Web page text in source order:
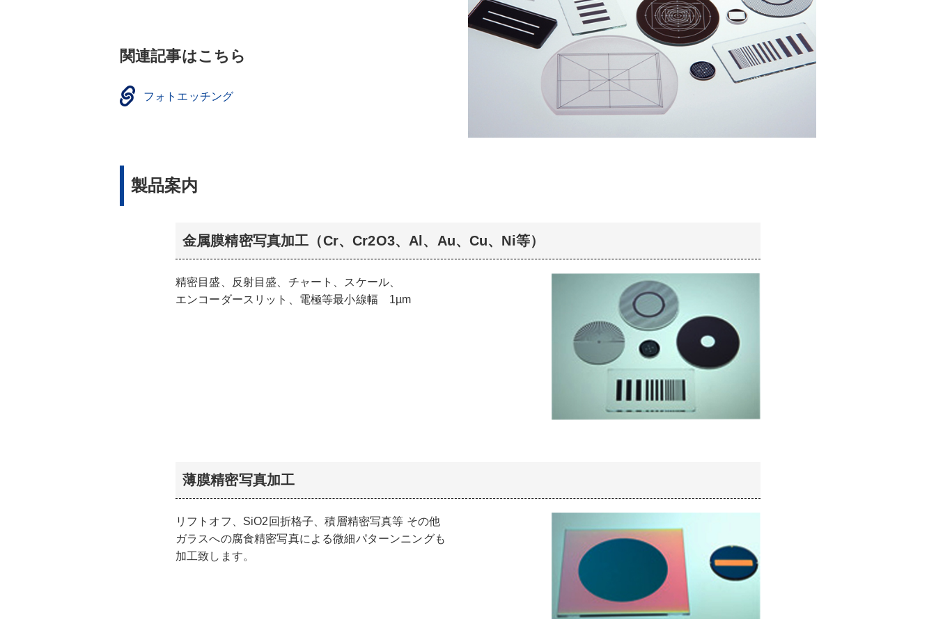
関連記事はこちら
フォトエッチング
製品案内
金属膜精密写真加工（Cr、Cr2O3、Al、Au、Cu、Ni等）
精密目盛、反射目盛、チャート、スケール、
エンコーダースリット、電極等最小線幅 1µm
薄膜精密写真加工
リフトオフ、SiO2回折格子、積層精密写真等 その他
ガラスへの腐食精密写真による微細パターンニングも
加工致します。